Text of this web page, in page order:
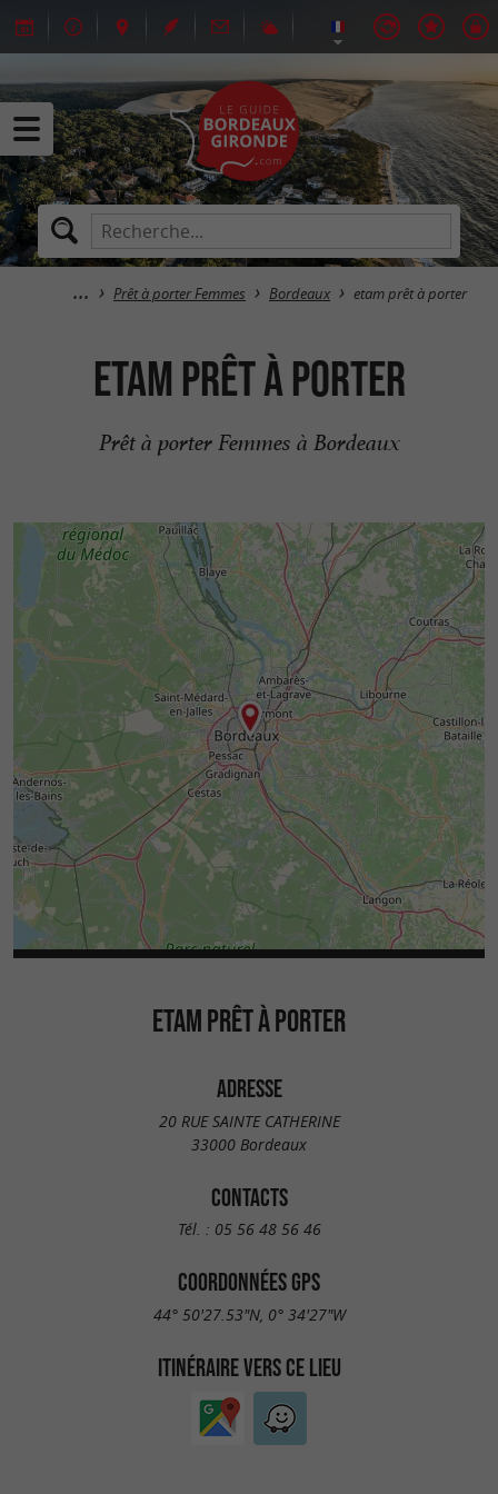
Prêt à porter Femmes Bordeaux etam prêt à porter
etam prêt à porter
Prêt à porter Femmes à Bordeaux
ETAM PRÊT À PORTER
ADRESSE
20 RUE SAINTE CATHERINE
33000 Bordeaux
CONTACTS
Tél. : 05 56 48 56 46
COORDONNÉES GPS
44° 50'27.53"N, 0° 34'27"W
ITINÉRAIRE VERS CE LIEU